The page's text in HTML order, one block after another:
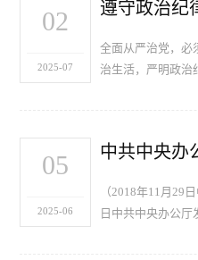
02
2025-07
全面从严治党，必
治生活，严明政治
05
2025-06
（2018年11月29
日中共中央办公厅